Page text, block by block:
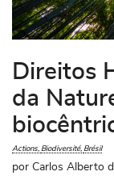
Direitos
da
Actions Biodiversité Brésil
por Carlos Alberto